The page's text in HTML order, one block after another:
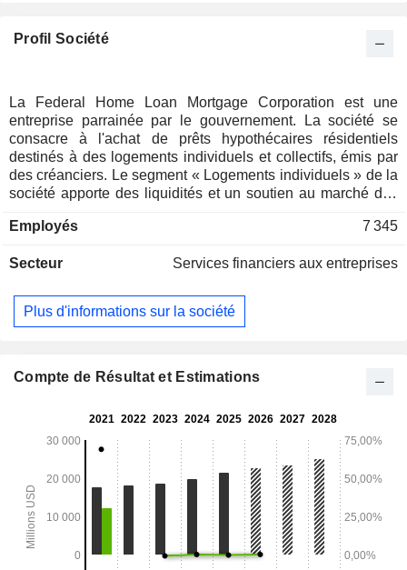
Profil Société
La Federal Home Loan Mortgage Corporation est une
entreprise parrainée par le gouvernement. La société se
consacre à l'achat de prêts hypothécaires résidentiels
destinés à des logements individuels et collectifs, émis par
des créanciers. Le segment « Logements individuels » de la
société apporte des liquidités et un soutien au marché des
de diverses activités, notamment l'achat, la titrisation et la
créanciers. Son activité « Maisons individuelles » comprend
l’achat et la titrisation de prêts hypothécaires ainsi que
l’émission de titres garantis liés à l’hypothèque, le transfert
liés à l’hypothèque et d’autres investissements. Son
titrisation et la garantie de prêts pour immeubles collectifs,
collectifs et des titres liés à l’hypothèque, ainsi que la
gestion du risque de crédit hypothécaire et du risque de
marché liés aux immeubles collectifs.
Employés 7 345
Secteur Services financiers aux entreprises
Plus d'informations sur la société
Compte de Résultat et Estimations